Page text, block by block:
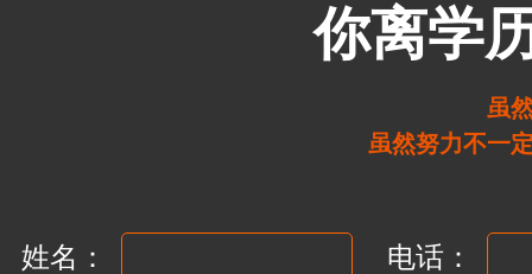
你离学
虽
虽然努力不一
姓名： 电话：